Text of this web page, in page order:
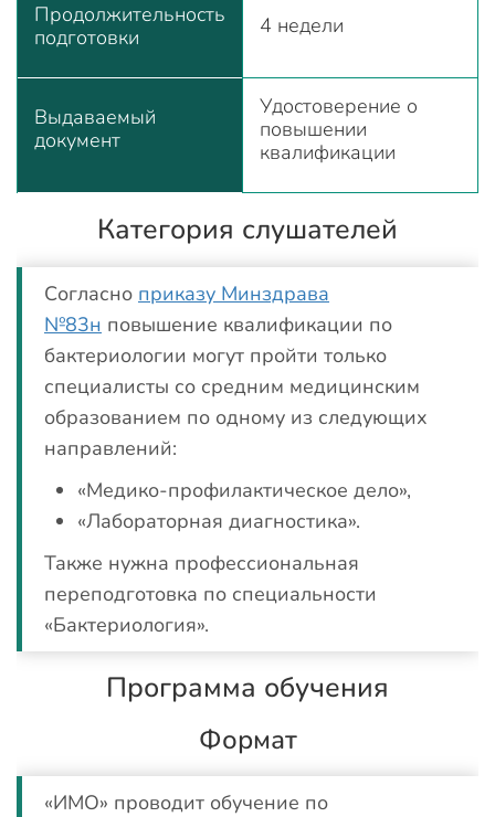
Продолжительность
подготовки
4 недели
Выдаваемый
документ
Удостоверение о
повышении
квалификации
Категория слушателей
Согласно приказу Минздрава
№83н повышение квалификации по
бактериологии могут пройти только
специалисты со средним медицинским
образованием по одному из следующих
направлений:
«Медико-профилактическое дело»,
«Лабораторная диагностика».
Также нужна профессиональная
переподготовка по специальности
«Бактериология».
Программа обучения
Формат
«ИМО» проводит обучение по